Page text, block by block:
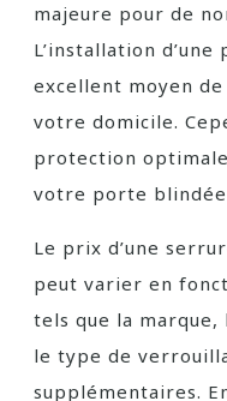
majeure pour de
L’installation
excellent moyen
votre domicile.
protection
votre porte blindée
Le prix d’une
peut varier en
tels que la
le type de
supplémentaires.